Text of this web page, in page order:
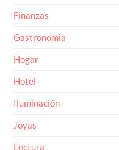
Finanzas
Gastronomia
Hogar
Hotel
Iluminación
Joyas
Lectura